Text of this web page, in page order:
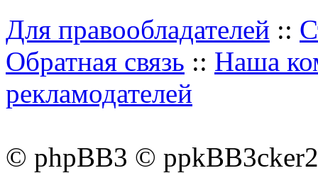
Для правообладателей ::
Обратная связь :: Наша
рекламодателей
© phpBB3 ©